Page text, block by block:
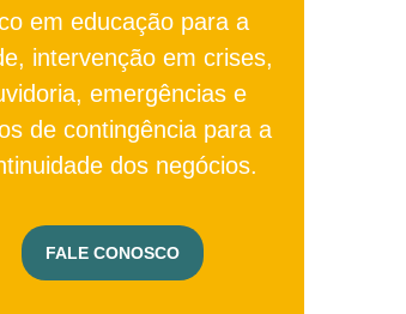
em educação para a
intervenção em crises,
emergências e
de contingência para a
dos negócios.
FALE CONOSCO